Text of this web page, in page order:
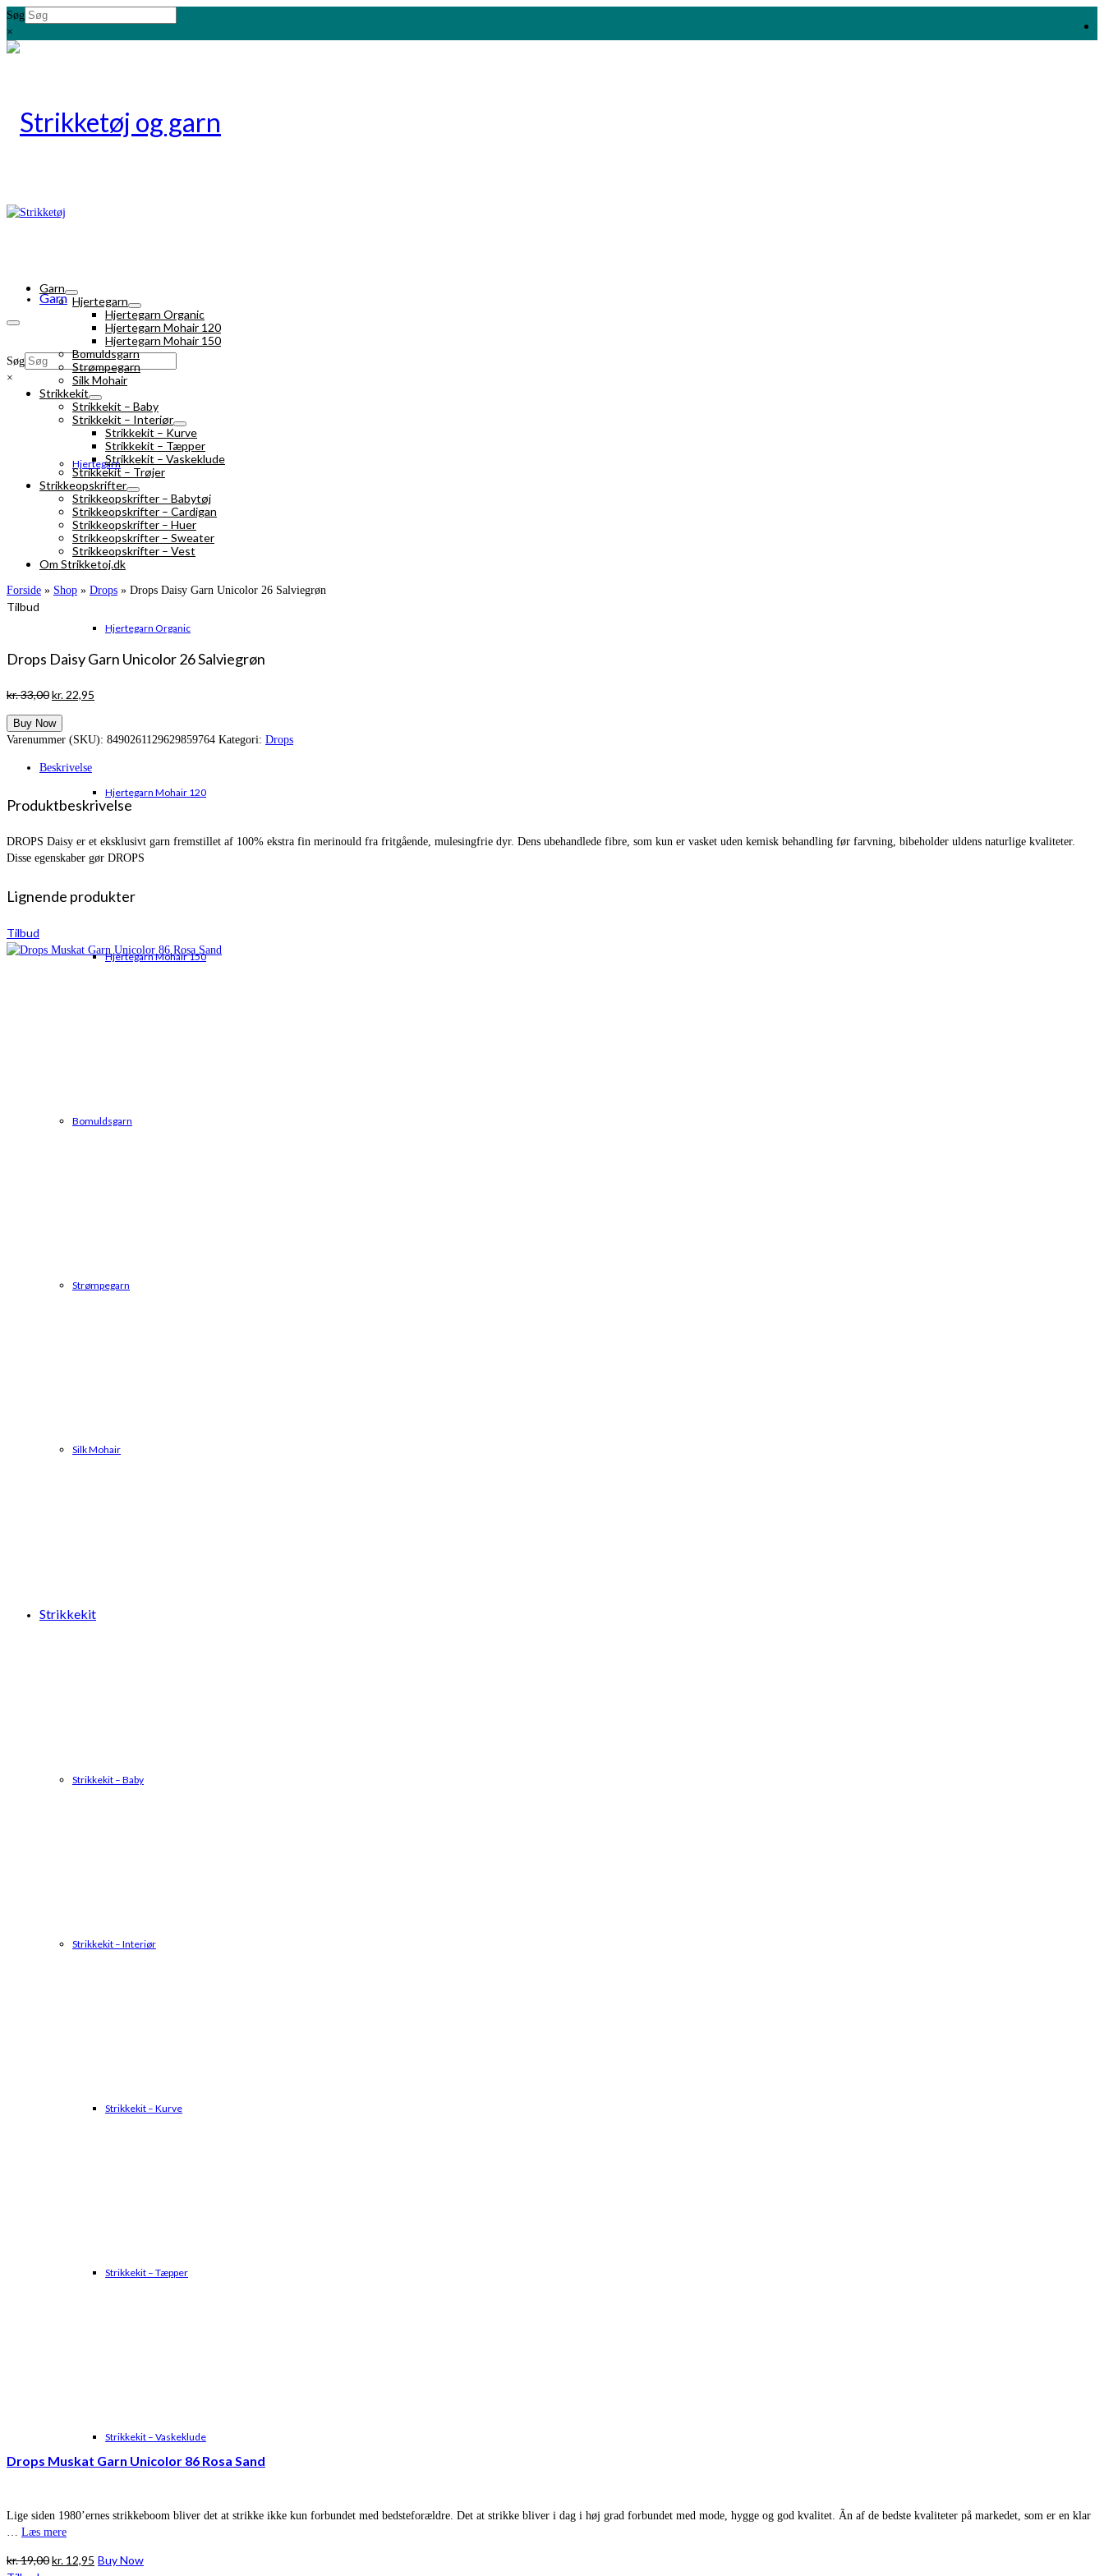
Søg
×
Garn
Hjertegarn
Hjertegarn Organic
Hjertegarn Mohair 120
Hjertegarn Mohair 150
Bomuldsgarn
Strømpegarn
Silk Mohair
Strikkekit
Strikkekit – Baby
Strikkekit – Interiør
Strikkekit – Kurve
Strikkekit – Tæpper
Strikkekit – Vaskeklude
Søg
×
Garn
Hjertegarn
Hjertegarn Organic
Hjertegarn Mohair 120
Hjertegarn Mohair 150
Bomuldsgarn
Strømpegarn
Silk Mohair
Strikkekit
Strikkekit – Baby
Strikkekit – Interiør
Strikkekit – Kurve
Strikkekit – Tæpper
Strikkekit – Vaskeklude
Strikkekit – Trøjer
Strikkeopskrifter
Strikkeopskrifter – Babytøj
Strikkeopskrifter – Cardigan
Strikkeopskrifter – Huer
Strikkeopskrifter – Sweater
Strikkeopskrifter – Vest
Om Strikketoj.dk
Forside » Shop » Drops » Drops Daisy Garn Unicolor 26 Salviegrøn
Tilbud
Drops Daisy Garn Unicolor 26 Salviegrøn
kr.33,00Den
pris
var:
kr. 22,95
er:
Buy Now
Varenummer (SKU): 8490261129629859764 Kategori: Drops
Beskrivelse
Produktbeskrivelse
DROPS Daisy er et eksklusivt garn fremstillet af 100% ekstra fin merinould fra fritgående, mulesingfrie dyr. Dens ubehandlede fibre, som kun er vasket uden kemisk behandling før farvning, bibeholder uldens naturlige kvaliteter.
Disse egenskaber gør DROPS
Lignende produkter
Tilbud
Drops Muskat Garn Unicolor 86 Rosa Sand
Lige siden 1980’ernes strikkeboom bliver det at strikke ikke kun forbundet med bedsteforældre. Det at strikke bliver i dag i høj grad forbundet med mode, hygge og god kvalitet. Ãn af de bedste kvaliteter på markedet, som er en klar
… Læs mere
kr.19,00Den
kr. 12,95 Den
Buy Now